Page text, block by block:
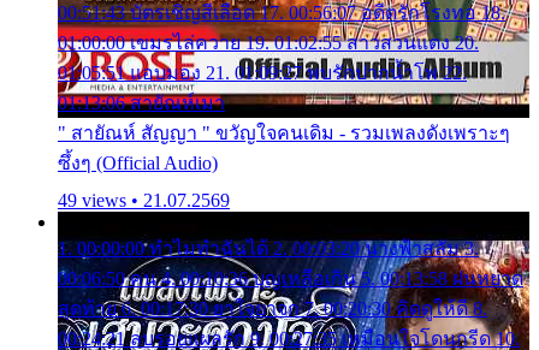
00:51:43 บัตรเชิญสีเลือด 17. 00:56:07 อดีตรักโรงทอ 18.
01:00:00 เขมรไล่ควาย 19. 01:02:55 สาวสวนแตง 20.
01:05:51 แอบมอง 21. 01:09:27 พบรักปากน้ำโพ 22.
01:13:06 สายัณห์เมา
" สายัณห์ สัญญา " ขวัญใจคนเดิม - รวมเพลงดังเพราะๆ
ซึ้งๆ (Official Audio)
49 views • 21.07.2569
1. 00:00:00 ทำไมทำฉันได้ 2. 00:03:20 นางฟ้าสลัม 3.
00:06:50 คน 4. 00:10:36 บุญเหลือเกิน 5. 00:13:58 ฝนหยาด
สุดท้าย 6. 00:17:30 ยาใจยาจก 7. 00:20:30 คิดดูให้ดี 8.
00:24:21 ลบรอยแผลรัก 9. 00:27:35 เหมือนใจโดนกรีด 10.